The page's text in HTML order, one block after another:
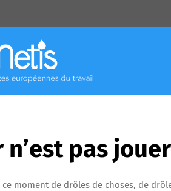
n’est pas
ce moment de drôles de choses, de